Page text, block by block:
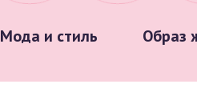
Мода и стиль Образ